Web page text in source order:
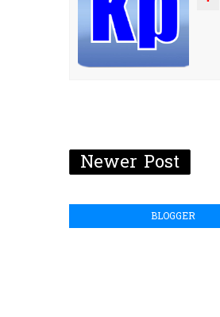
Newer Post
BLOGGER